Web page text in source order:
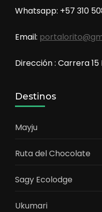
Whatsapp: +57 310
Email:
Dirección : Carrera 15
Destinos
Mayju
Ruta del Chocolate
Sagy Ecolodge
Ukumari